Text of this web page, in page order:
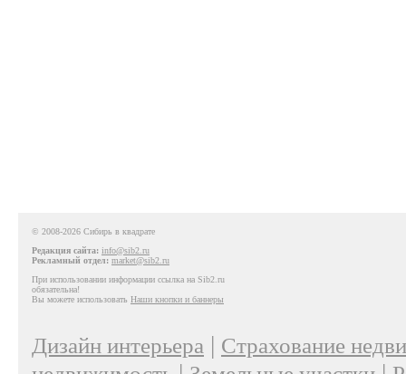
© 2008-2026 Сибирь в квадрате
Редакция сайта: info@sib2.ru
Рекламный отдел: market@sib2.ru
При использовании информации ссылка на Sib2.ru
обязательна!
Вы можете использовать Наши кнопки и баннеры
Дизайн интерьера | Страхование